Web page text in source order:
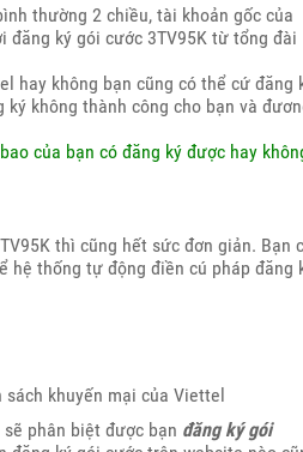
thường 2 chiều, tài khoản gốc của
đăng ký gói cước 3TV95K từ tổng đài
hay không bạn cũng có thể cứ đăng
không thành công cho bạn và
của bạn có đăng ký được hay
thì cũng hết sức đơn giản. Bạn
hệ thống tự động điền cú pháp đăng
khuyến mại của Viettel
phân biệt được bạn đăng ký gói